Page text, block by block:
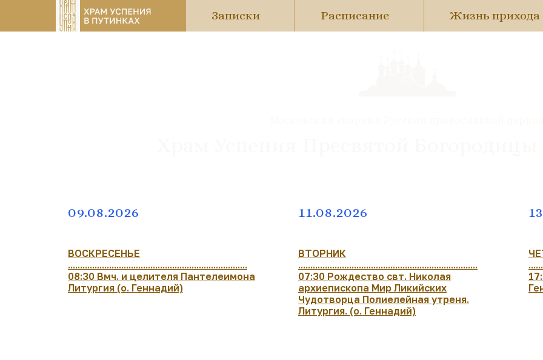
Жизнь прихода
Расписание
Записки
09.08.2026
ВОСКРЕСЕНЬЕ
..........................................................................
08:30 Вмч. и целителя Пантелеимона
Литургия (о. Геннадий)
11.08.2026
ВТОРНИК
..........................................................................
07:30 Рождество свт. Николая
архиепископа Мир Ликийских
Чудотворца Полиелейная утреня.
Литургия. (о. Геннадий)